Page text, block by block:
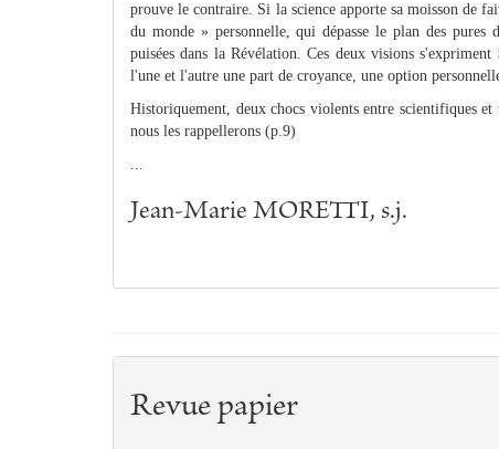
prouve le contraire. Si la science apporte sa moisson de
du monde » personnelle, qui dépasse le plan des
puisées dans la Révélation. Ces deux visions
l'une et l'autre une part de croyance, une option
Historiquement, deux chocs violents entre scientifiques
nous les rappellerons (p.9)
...
Jean-Marie MORETTI, s.j.
Revue papier